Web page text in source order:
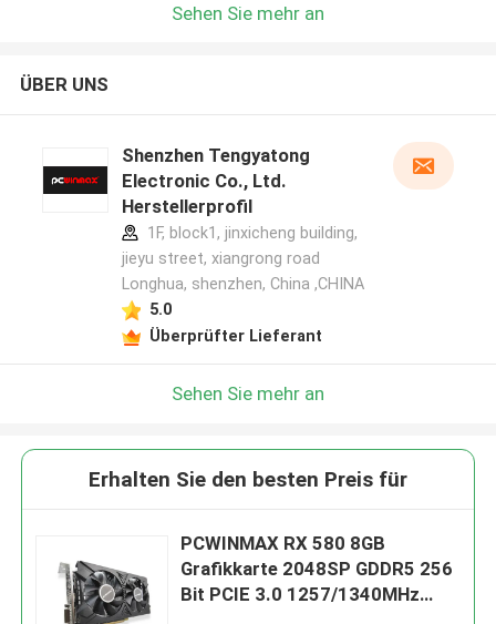
Sehen Sie mehr an
ÜBER UNS
Shenzhen Tengyatong
Electronic Co., Ltd.
Herstellerprofil
1F, block1, jinxicheng building,
jieyu street, xiangrong road
Longhua, shenzhen, China ,CHINA
5.0
Überprüfter Lieferant
Sehen Sie mehr an
Erhalten Sie den besten Preis für
PCWINMAX RX 580 8GB
Grafikkarte 2048SP GDDR5 256
Bit PCIE 3.0 1257/1340MHz